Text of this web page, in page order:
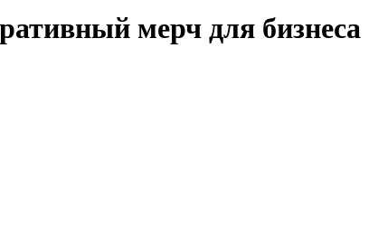
мерч для бизнеса